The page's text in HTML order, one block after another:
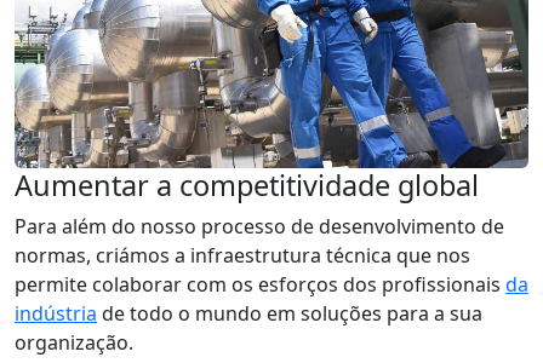
Aumentar a competitividade global
Para além do nosso processo de desenvolvimento de
normas, criámos a infraestrutura técnica que nos
permite colaborar com os esforços dos profissionais da
indústria de todo o mundo em soluções para a sua
organização.